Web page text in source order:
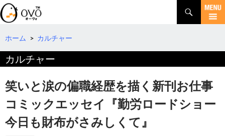
検
索
コ
テ
ツ
へ
動
ホーム > カルチャー
カルチャー
笑いと涙の偏職経歴を描く新刊お仕事
コミックエッセイ『勤労ロードショー
今日も財布がさみしくて』